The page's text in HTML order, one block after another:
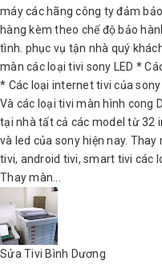
máy các hãng công ty đảm
hàng kèm theo chế độ bảo
tình. phục vụ tận nhà quý
màn các loại tivi sony LED *
* Các loại internet tivi của
Và các loại tivi màn hình cong
tại nhà tất cả các model từ 32
và led của sony hiện nay.
tivi, android tivi, smart tivi các
Thay màn...
Sửa Tivi Bình Dương